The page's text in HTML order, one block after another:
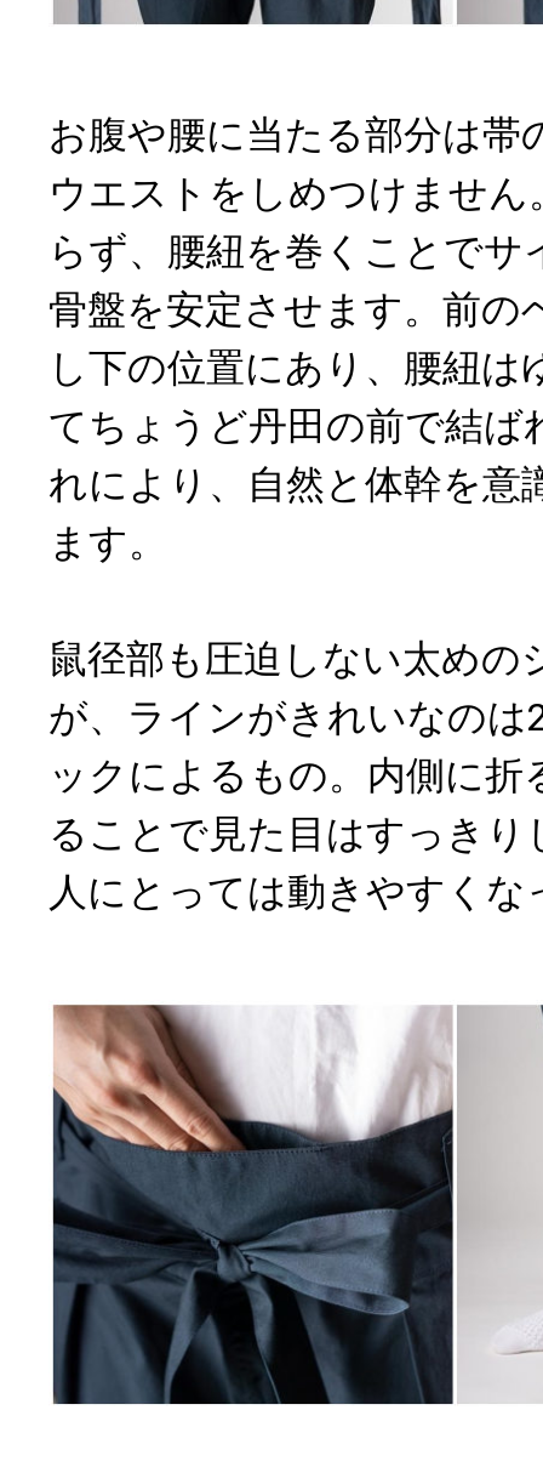
お腹や腰に当たる部分は帯
ウエストをしめつけませ
らず、腰紐を巻くことでサ
骨盤を安定させます。前の
し下の位置にあり、腰紐は
てちょうど丹田の前で結ば
れにより、自然と体幹を意
ます。
鼠径部も圧迫しない太めの
が、ラインがきれいなのは
ックによるもの。内側に
ることで見た目はすっきり
人にとっては動きやすくな